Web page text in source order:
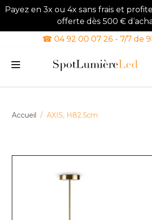
Payez en 3x ou 4x sans frais et
offerte dès 500 €
☎ 04 92 00 07 26 - 7/7 de
Accueil / AXIS, H82.5cm